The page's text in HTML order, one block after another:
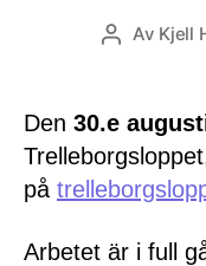
Av Kjell
Den 30.e
på
Arbetet är i full